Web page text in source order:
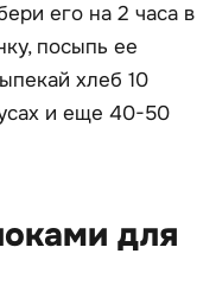
его на 2 часа в
посыпь ее
хлеб 10
и еще 40-50
для